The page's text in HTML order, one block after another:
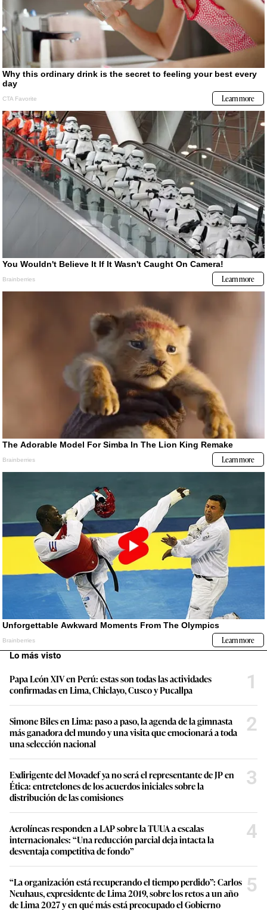
Lo más visto
Papa León XIV en Perú: estas son todas las actividades
confirmadas en Lima, Chiclayo, Cusco y Pucallpa
1
Simone Biles en Lima: paso a paso, la agenda de la gimnasta
más ganadora del mundo y una visita que emocionará a toda
una selección nacional
2
Exdirigente del Movadef ya no será el representante de JP en
Ética: entretelones de los acuerdos iniciales sobre la
distribución de las comisiones
3
Aerolíneas responden a LAP sobre la TUUA a escalas
internacionales: “Una reducción parcial deja intacta la
desventaja competitiva de fondo”
4
“La organización está recuperando el tiempo perdido”: Carlos
Neuhaus, expresidente de Lima 2019, sobre los retos a un año
de Lima 2027 y en qué más está preocupado el Gobierno
5